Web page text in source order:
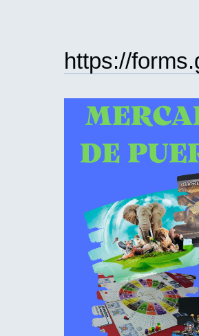
https://